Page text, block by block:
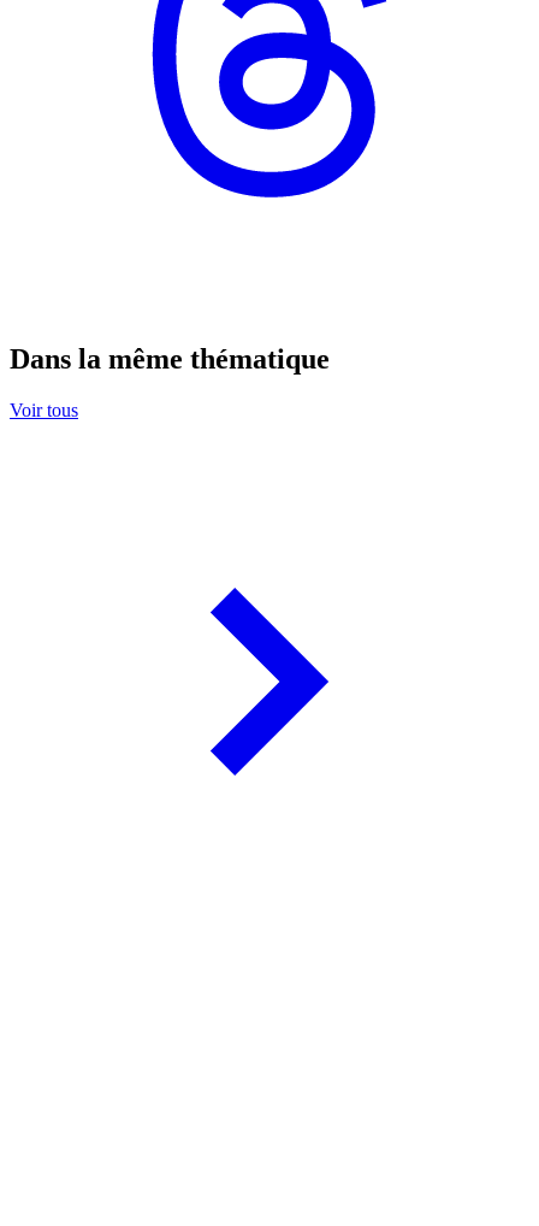
Dans la même thématique
Voir tous